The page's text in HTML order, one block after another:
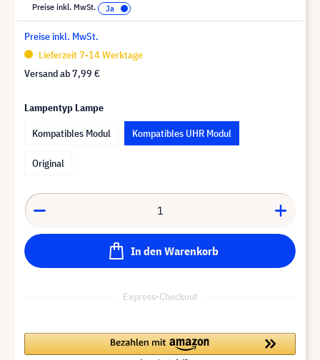
Preise inkl. MwSt.
Preise inkl. MwSt.
Lieferzeit 7-14 Werktage
Versand ab7,99 €
Lampentyp Lampe
Kompatibles Modul
Kompatibles UHR Modul
Original
In den Warenkorb
Express-Checkout